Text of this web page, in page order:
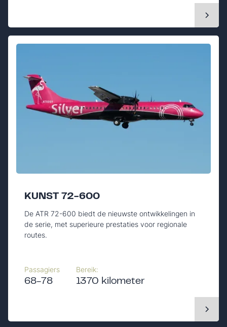
KUNST 72-600
De ATR 72-600 biedt de nieuwste ontwikkelingen in
de serie, met superieure prestaties voor regionale
routes.
Passagiers
68-78
Bereik:
1370 kilometer